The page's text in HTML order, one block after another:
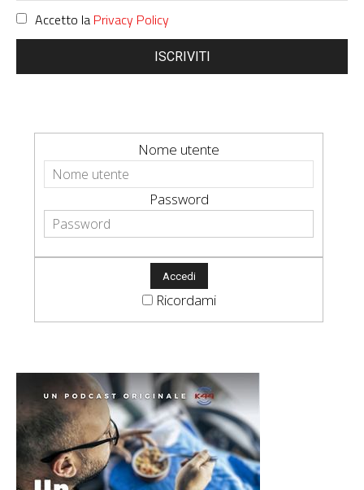
Accetto la Privacy Policy
ISCRIVITI
Nome utente
Password
Ricordami